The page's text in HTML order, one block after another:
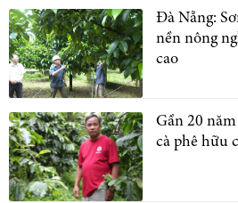
Đà Nẵng:
nền nông
cao
Gần 20
cà phê hữu